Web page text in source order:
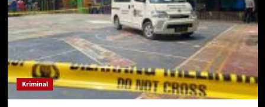
Kriminal